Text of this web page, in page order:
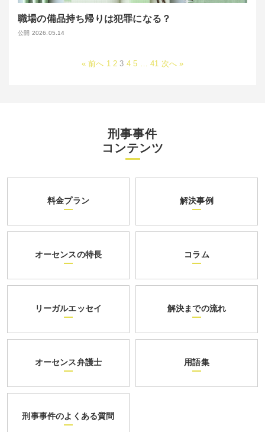
職場の備品持ち帰りは犯罪になる？
公開 2026.05.14
« 前へ 1 2 3 4 5 … 41 次へ »
刑事事件
コンテンツ
料金プラン 解決事例
オーセンスの特長 コラム
リーガルエッセイ 解決までの流れ
オーセンス弁護士 用語集
刑事事件のよくある質問